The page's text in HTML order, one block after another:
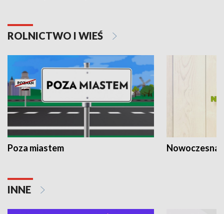
ROLNICTWO I WIEŚ
Poza miastem Nowoczesna
INNE